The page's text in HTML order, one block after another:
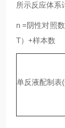
所示反应体系
n =阴性对照
T）+样本数
单反液配制表